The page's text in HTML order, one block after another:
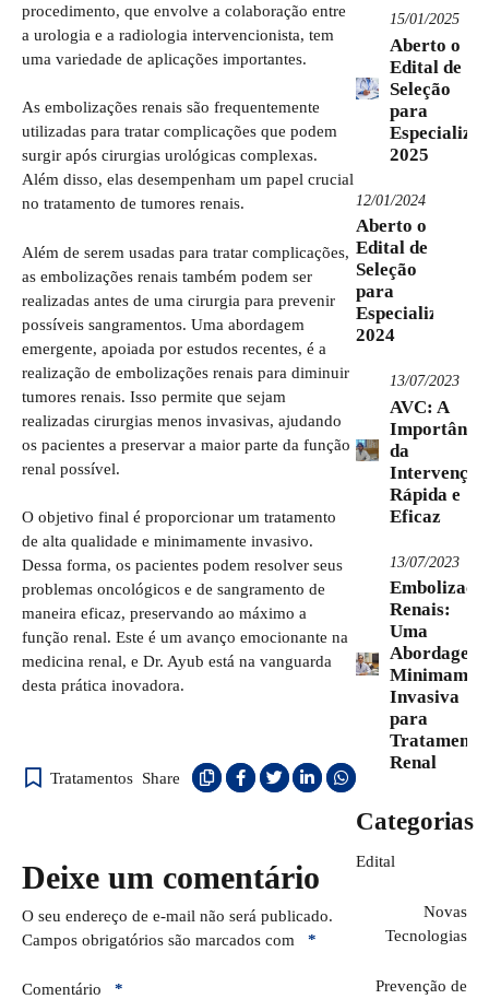
procedimento, que envolve a colaboração entre
a urologia e a radiologia intervencionista, tem
uma variedade de aplicações importantes.
As embolizações renais são frequentemente
utilizadas para tratar complicações que podem
surgir após cirurgias urológicas complexas.
Além disso, elas desempenham um papel crucial
no tratamento de tumores renais.
Além de serem usadas para tratar complicações,
as embolizações renais também podem ser
realizadas antes de uma cirurgia para prevenir
possíveis sangramentos. Uma abordagem
emergente, apoiada por estudos recentes, é a
realização de embolizações renais para diminuir
tumores renais. Isso permite que sejam
realizadas cirurgias menos invasivas, ajudando
os pacientes a preservar a maior parte da função
renal possível.
O objetivo final é proporcionar um tratamento
de alta qualidade e minimamente invasivo.
Dessa forma, os pacientes podem resolver seus
problemas oncológicos e de sangramento de
maneira eficaz, preservando ao máximo a
função renal. Este é um avanço emocionante na
medicina renal, e Dr. Ayub está na vanguarda
desta prática inovadora.
Share
Tratamentos
Deixe um comentário
O seu endereço de e-mail não será publicado.
Campos obrigatórios são marcados com
*
Comentário *
15/01/2025
Aberto o
Edital de
Seleção
para
2025
12/01/2024
Aberto o
Edital de
Seleção
para
Especialização
2024
13/07/2023
AVC: A
da
Intervenção
Rápida e
Eficaz
13/07/2023
Renais:
Uma
Abordagem
Invasiva
para
Tratamento
Renal
Categorias
Edital
Novas
Tecnologias
Prevenção de